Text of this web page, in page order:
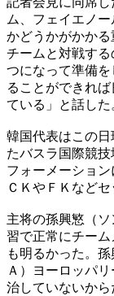
ム、フェイエノ
かどうかがかか
チームと対戦す
つになって準備
ることができれ
ている」と話した
韓国代表はこの
たバスラ国際競技
フォーメーション
ＣＫやＦＫなどセ
主将の孫興慜（
習で正常にチー
も明るかった。
Ａ）ヨーロッパ
治していないから